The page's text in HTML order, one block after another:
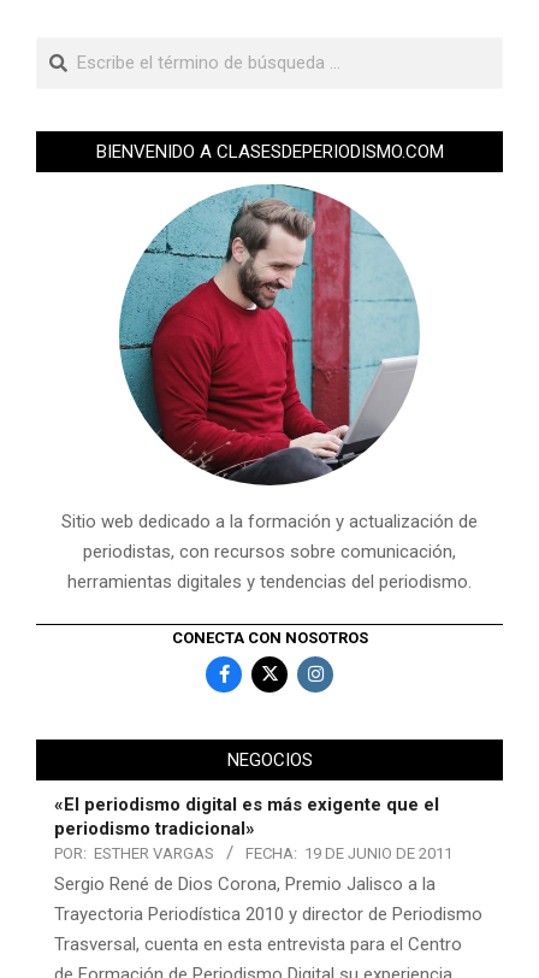
BIENVENIDO A CLASESDEPERIODISMO.COM
Sitio web dedicado a la formación y actualización de
periodistas, con recursos sobre comunicación,
herramientas digitales y tendencias del periodismo.
CONECTA CON NOSOTROS
NEGOCIOS
«El periodismo digital es más exigente que el
periodismo tradicional»
POR: ESTHER VARGAS FECHA: 19 DE JUNIO DE 2011
Sergio René de Dios Corona, Premio Jalisco a la
Trayectoria Periodística 2010 y director de Periodismo
Trasversal, cuenta en esta entrevista para el Centro